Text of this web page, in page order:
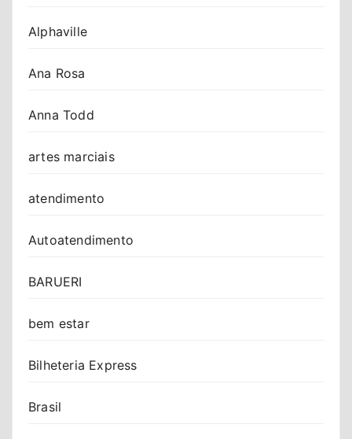
Alphaville
Ana Rosa
Anna Todd
artes marciais
atendimento
Autoatendimento
BARUERI
bem estar
Bilheteria Express
Brasil